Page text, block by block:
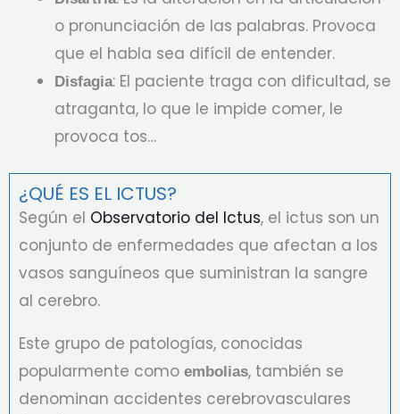
o pronunciación de las palabras. Provoca
que el habla sea difícil de entender.
Disfagia: El paciente traga con dificultad, se
atraganta, lo que le impide comer, le
provoca tos…
¿QUÉ ES EL ICTUS?
Según el Observatorio del Ictus, el ictus son un
conjunto de enfermedades que afectan a los
vasos sanguíneos que suministran la sangre
al cerebro.
Este grupo de patologías, conocidas
popularmente como embolias, también se
denominan accidentes cerebrovasculares